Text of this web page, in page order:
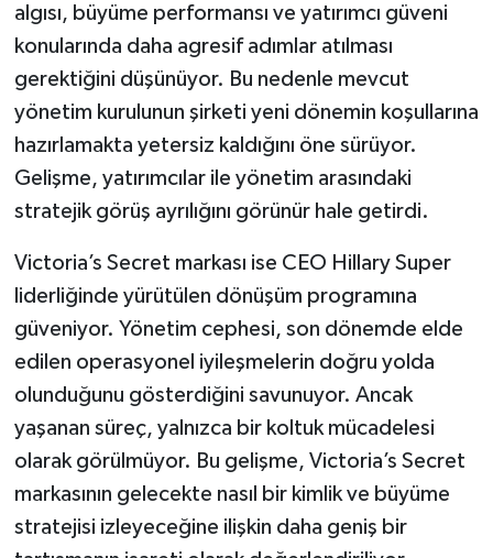
algısı, büyüme performansı ve yatırımcı güveni
konularında daha agresif adımlar atılması
gerektiğini düşünüyor. Bu nedenle mevcut
yönetim kurulunun şirketi yeni dönemin koşullarına
hazırlamakta yetersiz kaldığını öne sürüyor.
Gelişme, yatırımcılar ile yönetim arasındaki
stratejik görüş ayrılığını görünür hale getirdi.
Victoria’s Secret markası ise CEO Hillary Super
liderliğinde yürütülen dönüşüm programına
güveniyor. Yönetim cephesi, son dönemde elde
edilen operasyonel iyileşmelerin doğru yolda
olunduğunu gösterdiğini savunuyor. Ancak
yaşanan süreç, yalnızca bir koltuk mücadelesi
olarak görülmüyor. Bu gelişme, Victoria’s Secret
markasının gelecekte nasıl bir kimlik ve büyüme
stratejisi izleyeceğine ilişkin daha geniş bir